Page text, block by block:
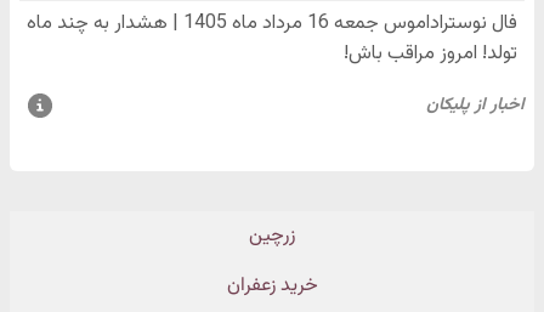
زرچین
خرید زعفران